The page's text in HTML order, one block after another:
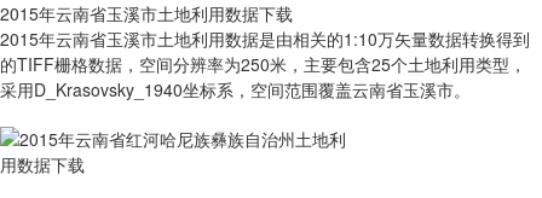
2015年云南省玉溪市土地利用数据下载
2015年云南省玉溪市土地利用数据是由相关的1:10万矢量数据转换得到
的TIFF栅格数据，空间分辨率为250米，主要包含25个土地利用类型，
采用D_Krasovsky_1940坐标系，空间范围覆盖云南省玉溪市。